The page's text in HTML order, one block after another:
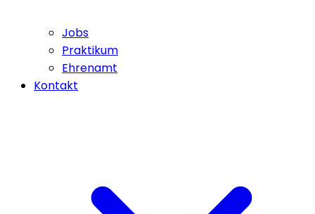
Jobs
Praktikum
Ehrenamt
Kontakt